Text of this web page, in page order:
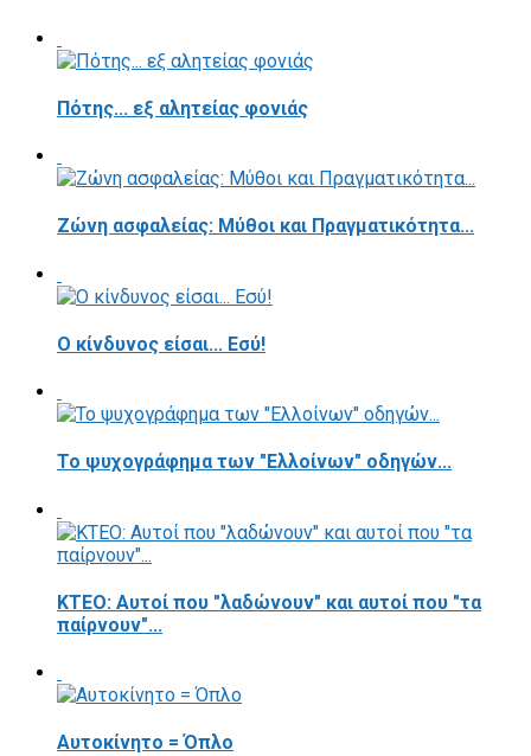
Πότης... εξ αλητείας φονιάς
Ζώνη ασφαλείας: Μύθοι και Πραγματικότητα...
Ο κίνδυνος είσαι... Εσύ!
Το ψυχογράφημα των "Ελλοίνων" οδηγών...
ΚΤΕΟ: Αυτοί που "λαδώνουν" και αυτοί που "τα
παίρνουν"...
Αυτοκίνητο = Όπλο